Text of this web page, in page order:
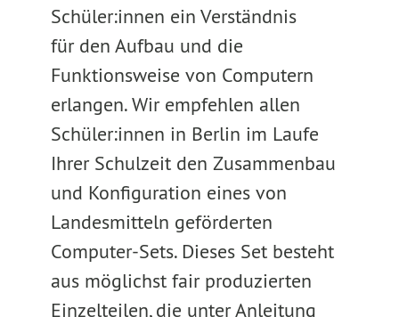
Schüler:innen ein Verständnis
für den Aufbau und die
Funktionsweise von Computern
erlangen. Wir empfehlen allen
Schüler:innen in Berlin im Laufe
Ihrer Schulzeit den Zusammenbau
und Konfiguration eines von
Landesmitteln geförderten
Computer-Sets. Dieses Set besteht
aus möglichst fair produzierten
Einzelteilen, die unter Anleitung